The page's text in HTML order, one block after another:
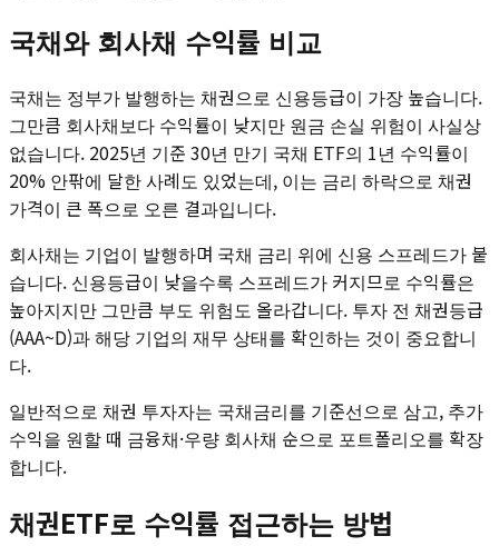
국채와 회사채 수익률 비교
국채는 정부가 발행하는 채권으로 신용등급이 가장 높습니다.
그만큼 회사채보다 수익률이 낮지만 원금 손실 위험이 사실상
없습니다. 2025년 기준 30년 만기 국채 ETF의 1년 수익률이
20% 안팎에 달한 사례도 있었는데, 이는 금리 하락으로 채권
가격이 큰 폭으로 오른 결과입니다.
회사채는 기업이 발행하며 국채 금리 위에 신용 스프레드가 붙
습니다. 신용등급이 낮을수록 스프레드가 커지므로 수익률은
높아지지만 그만큼 부도 위험도 올라갑니다. 투자 전 채권등급
(AAA~D)과 해당 기업의 재무 상태를 확인하는 것이 중요합니
다.
일반적으로 채권 투자자는 국채금리를 기준선으로 삼고, 추가
수익을 원할 때 금융채·우량 회사채 순으로 포트폴리오를 확장
합니다.
채권ETF로 수익률 접근하는 방법